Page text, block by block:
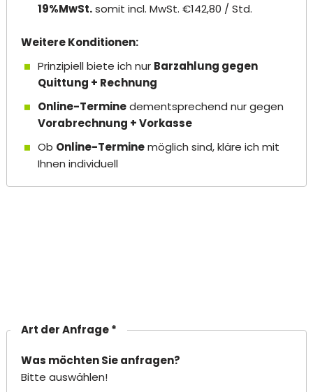
19%MwSt.somit incl. MwSt. €142,80 / Std.
Weitere Konditionen:
Prinzipiell biete ich nur Barzahlung gegen
Quittung + Rechnung
Online-Terminedementsprechend nur gegen
Vorabrechnung + Vorkasse
Ob Online-Terminemöglich sind, kläre ich mit
Ihnen individuell
Art der Anfrage *
Was möchten Sie anfragen?
Bitte auswählen!